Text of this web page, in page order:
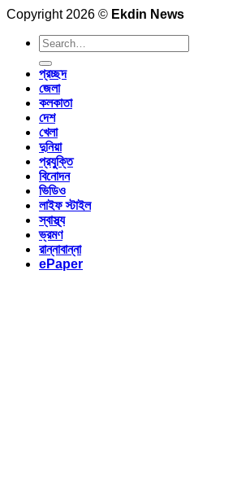
Copyright 2026 © Ekdin News
প্রচ্ছদ
জেলা
কলকাতা
দেশ
খেলা
দুনিয়া
প্রযুক্তি
বিনোদন
ভিডিও
লাইফ স্টাইল
স্বাস্থ্য
ভ্রমণ
রান্নাবান্না
ePaper